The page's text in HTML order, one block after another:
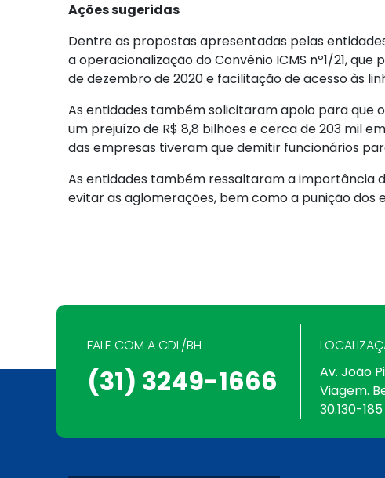
Ações sugeridas
Dentre as propostas apresentadas pelas
a operacionalização do Convênio ICMS nº1/21,
de dezembro de 2020 e facilitação de acesso às
As entidades também solicitaram apoio para que
um prejuízo de R$ 8,8 bilhões e cerca de 203 mil
das empresas tiveram que demitir funcionários
As entidades também ressaltaram a importância
evitar as aglomerações, bem como a punição dos
FALE COM A CDL/BH
(31) 3249-1666
Av. João
Viagem.
30.130-185